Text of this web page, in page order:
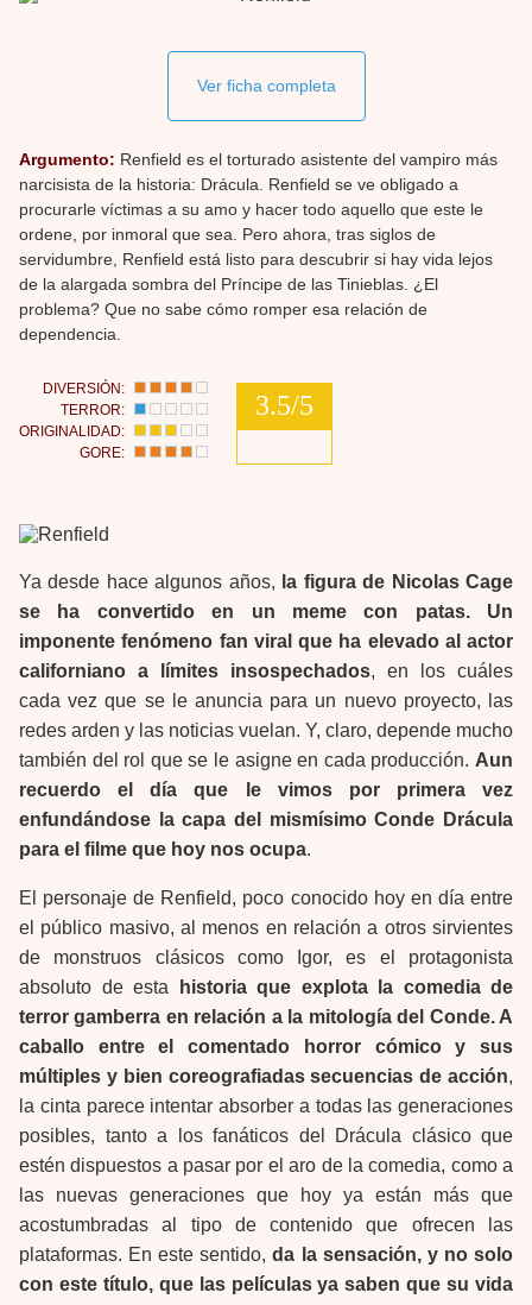
Ver ficha completa
Argumento: Renfield es el torturado asistente del vampiro más
narcisista de la historia: Drácula. Renfield se ve obligado a
procurarle víctimas a su amo y hacer todo aquello que este le
ordene, por inmoral que sea. Pero ahora, tras siglos de
servidumbre, Renfield está listo para descubrir si hay vida lejos
de la alargada sombra del Príncipe de las Tinieblas. ¿El
problema? Que no sabe cómo romper esa relación de
dependencia.
DIVERSIÓN:
TERROR:
ORIGINALIDAD:
GORE:
3.5/5
Ya desde hace algunos años, la figura de Nicolas Cage
se ha convertido en un meme con patas. Un
imponente fenómeno fan viral que ha elevado al actor
californiano a límites insospechados, en los cuáles
cada vez que se le anuncia para un nuevo proyecto, las
redes arden y las noticias vuelan. Y, claro, depende mucho
también del rol que se le asigne en cada producción. Aun
recuerdo el día que le vimos por primera vez
enfundándose la capa del mismísimo Conde Drácula
para el filme que hoy nos ocupa.
El personaje de Renfield, poco conocido hoy en día entre
el público masivo, al menos en relación a otros sirvientes
de monstruos clásicos como Igor, es el protagonista
absoluto de esta
historia que explota la comedia de
terror gamberra en relación a la mitología del Conde. A
caballo entre el comentado horror cómico y sus
múltiples y bien coreografiadas secuencias de acción,
la cinta parece intentar absorber a todas las generaciones
posibles, tanto a los fanáticos del Drácula clásico que
estén dispuestos a pasar por el aro de la comedia, como a
las nuevas generaciones que hoy ya están más que
acostumbradas al tipo de contenido que ofrecen las
plataformas. En este sentido, da la sensación, y no solo
con este título, que las películas ya saben que su vida